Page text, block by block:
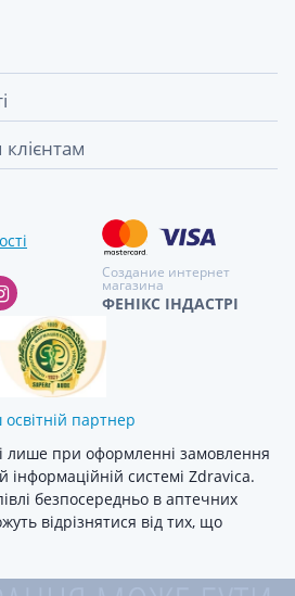
Создание интернет
магазина
ФЕНІКС ІНДАСТРІ
партнер
лише при оформленні замовлення
інформаційній системі Zdravica.
безпосередньо в аптечних
відрізнятися від тих, що